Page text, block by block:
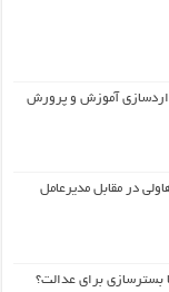
آموزش و پرورش
در مقابل مدیرعامل
بسترسازی برای عدالت؟